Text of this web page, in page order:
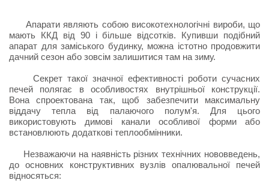
Апарати являють собою високотехнологічні вироби, що
мають ККД від 90 і більше відсотків. Купивши подібний
апарат для заміського будинку, можна істотно продовжити
дачний сезон або зовсім залишитися там на зиму.
Секрет такої значної ефективності роботи сучасних
печей полягає в особливостях внутрішньої конструкції.
Вона спроектована так, щоб забезпечити максимальну
віддачу тепла від палаючого полум'я. Для цього
використовують димові канали особливої форми або
встановлюють додаткові теплообмінники.
Незважаючи на наявність різних технічних нововведень,
до основних конструктивних вузлів опалювальної печей
відносяться: